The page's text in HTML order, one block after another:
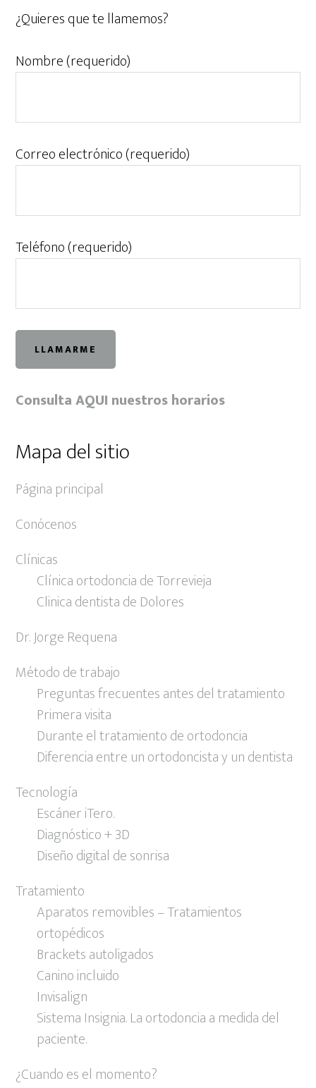
¿Quieres que te llamemos?
Nombre (requerido)
Correo electrónico (requerido)
Teléfono (requerido)
Consulta AQUI nuestros horarios
Mapa del sitio
Página principal
Conócenos
Clínicas
Clínica ortodoncia de Torrevieja
Clinica dentista de Dolores
Dr. Jorge Requena
Método de trabajo
Preguntas frecuentes antes del tratamiento
Primera visita
Durante el tratamiento de ortodoncia
Diferencia entre un ortodoncista y un dentista
Tecnología
Escáner iTero.
Diagnóstico + 3D
Diseño digital de sonrisa
Tratamiento
Aparatos removibles – Tratamientos
ortopédicos
Brackets autoligados
Canino incluido
Invisalign
Sistema Insignia. La ortodoncia a medida del
paciente.
¿Cuando es el momento?